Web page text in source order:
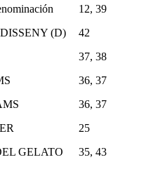
12, 39
(D)
42
37, 38
36, 37
36, 37
25
GELATO 35, 43